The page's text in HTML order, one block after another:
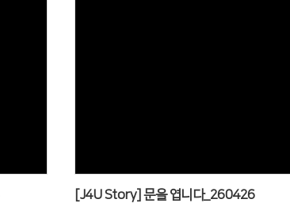
[J4U Story] 문을 엽니다_260426